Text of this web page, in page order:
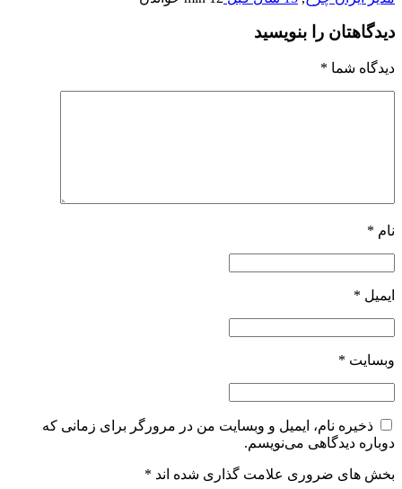
دیدگاهتان را بنویسید
دیدگاه شما *
نام *
ایمیل *
وبسایت *
ذخیره نام، ایمیل و وبسایت من در مرورگر برای زمانی که
دوباره دیدگاهی می‌نویسم.
بخش های ضروری علامت گذاری شده اند *